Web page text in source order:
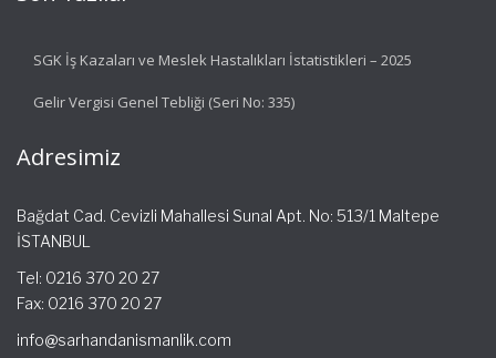
SGK İş Kazaları ve Meslek Hastalıkları İstatistikleri – 2025
Gelir Vergisi Genel Tebliği (Seri No: 335)
Adresimiz
Bağdat Cad. Cevizli Mahallesi Sunal Apt. No: 513/1 Maltepe
İSTANBUL
Tel: 0216 370 20 27
Fax: 0216 370 20 27
info@sarhandanismanlik.com